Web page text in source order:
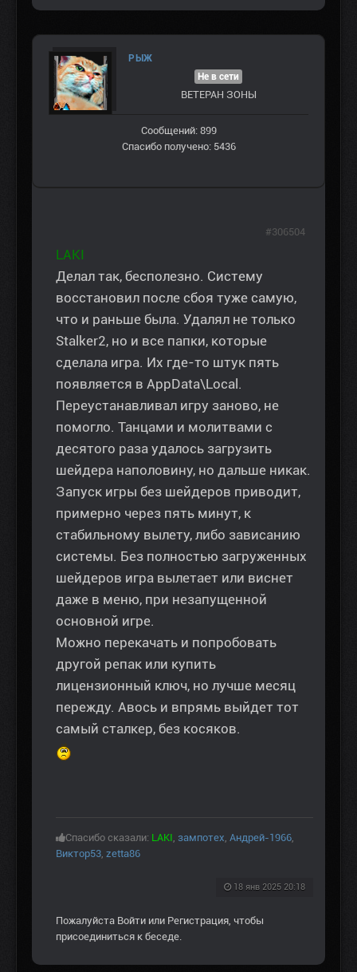
РЫЖ
Не в сети
ВЕТЕРАН ЗOНЫ
Сообщений: 899
Спасибо получено: 5436
LAKI
Делал так, бесполезно. Систему
восстановил после сбоя туже самую,
что и раньше была. Удалял не только
Stalker2, но и все папки, которые
сделала игра. Их где-то штук пять
появляется в AppData\Local.
Переустанавливал игру заново, не
помогло. Танцами и молитвами с
десятого раза удалось загрузить
шейдера наполовину, но дальше никак.
Запуск игры без шейдеров приводит,
примерно через пять минут, к
стабильному вылету, либо зависанию
системы. Без полностью загруженных
шейдеров игра вылетает или виснет
даже в меню, при незапущенной
основной игре.
Можно перекачать и попробовать
другой репак или купить
лицензионный ключ, но лучше месяц
пережду. Авось и впрямь выйдет тот
самый сталкер, без косяков.
Спасибо сказали: LAKI, зампотех, Андрей-1966,
Виктор53, zetta86
18 янв 2025 20:18
#306504
Пожалуйста Войти или Регистрация, чтобы
присоединиться к беседе.